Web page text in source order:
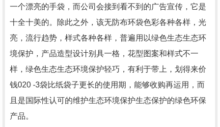
一个漂亮的手袋，而公司会接到看不到的广告宣传，它是
十全十美的。除此之外，该无防布环袋色彩各种各样，光
亮，流行趋势，样式各种各样，普遍用以绿色生态生态环
境保护，产品造型设计别具一格，花型图案和样式不一
样，绿色生态生态环境保护轻巧，有利于带上，划得来价
钱020 -3袋比纸袋子更长的使用期，能够收购再运用，而
且是国际性认可的维护生态环境保护生态保护的绿色环保
产品。